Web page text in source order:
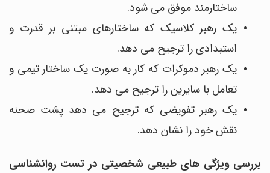
ساختارمند موفق می شود.
یک رهبر کلاسیک که ساختارهای مبتنی بر قدرت و
استبدادی را ترجیح می دهد.
یک رهبر دموکرات که کار به صورت یک ساختار تیمی و
تعامل با سایرین را ترجیح می دهد.
یک رهبر تفویضی که ترجیح می دهد پشت صحنه
نقش خود را نشان دهد.
بررسی ویژگی های طبیعی شخصیتی در تست روانشناسی